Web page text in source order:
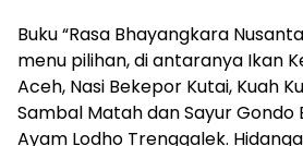
Buku “Rasa Bhayangkara
menu pilihan, di antaranya Ikan
Aceh, Nasi Bekepor Kutai, Kuah
Sambal Matah dan Sayur Gondo
Ayam Lodho Trenggalek.